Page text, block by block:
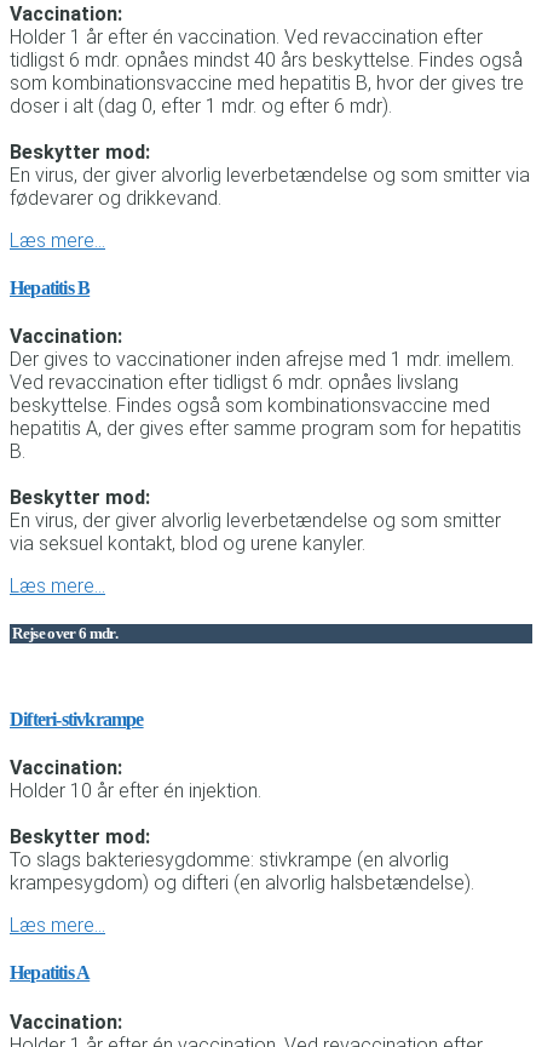
Vaccination:
Holder 1 år efter én vaccination. Ved revaccination efter
tidligst 6 mdr. opnåes mindst 40 års beskyttelse. Findes også
som kombinationsvaccine med hepatitis B, hvor der gives tre
doser i alt (dag 0, efter 1 mdr. og efter 6 mdr).
Beskytter mod:
En virus, der giver alvorlig leverbetændelse og som smitter via
fødevarer og drikkevand.
Læs mere…
Hepatitis B
Vaccination:
Der gives to vaccinationer inden afrejse med 1 mdr. imellem.
Ved revaccination efter tidligst 6 mdr. opnåes livslang
beskyttelse. Findes også som kombinationsvaccine med
hepatitis A, der gives efter samme program som for hepatitis
B.
Beskytter mod:
En virus, der giver alvorlig leverbetændelse og som smitter
via seksuel kontakt, blod og urene kanyler.
Læs mere…
Rejse over 6 mdr.
Difteri-stivkrampe
Vaccination:
Holder 10 år efter én injektion.
Beskytter mod:
To slags bakteriesygdomme: stivkrampe (en alvorlig
krampesygdom) og difteri (en alvorlig halsbetændelse).
Læs mere…
Hepatitis A
Vaccination: